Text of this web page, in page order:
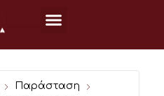
Παράσταση